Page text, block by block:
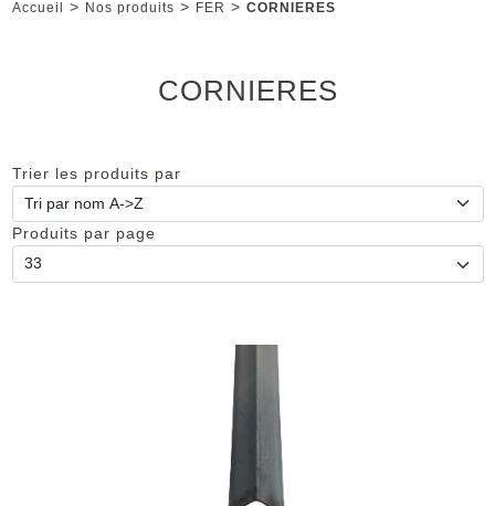
Accueil > Nos produits > FER > CORNIERES
CORNIERES
Trier les produits par
Produits par page